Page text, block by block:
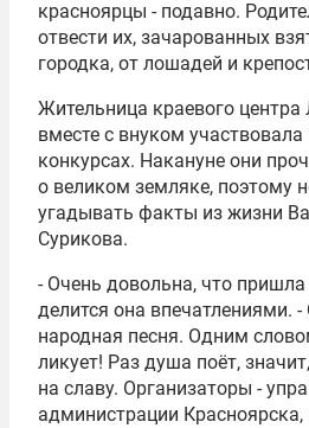
красноярцы - подавно.
отвести их, зачарованных
городка, от лошадей и
Жительница краевого
вместе с внуком
конкурсах. Накануне они
о великом земляке, поэтому
угадывать факты из жизни
Сурикова.
- Очень довольна, что пришла
делится она впечатлениями. -
народная песня. Одним
ликует! Раз душа поёт,
на славу. Организаторы -
администрации